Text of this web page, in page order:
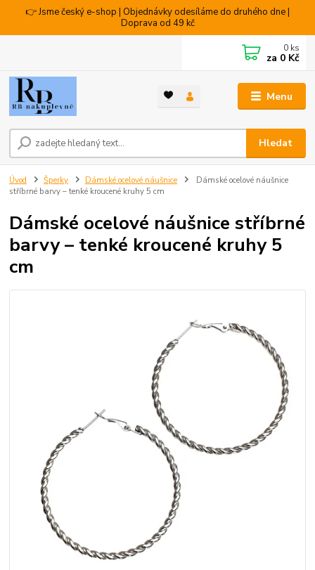
👉 Jsme český e-shop | Objednávky odesíláme do druhého dne |
Doprava od 49 kč
Menu
Hledat
0 ks
za 0 Kč
Úvod Šperky Dámské ocelové náušnice
Dámské ocelové náušnice
stříbrné barvy – tenké kroucené kruhy 5 cm
Dámské ocelové náušnice stříbrné
barvy – tenké kroucené kruhy 5
cm